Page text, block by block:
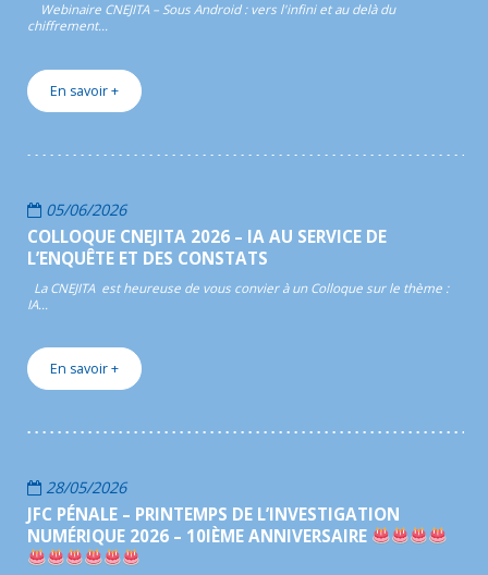
Webinaire CNEJITA – Sous Android : vers l'infini et au delà du
chiffrement…
En savoir +
05/06/2026
COLLOQUE CNEJITA 2026 – IA AU SERVICE DE
L’ENQUÊTE ET DES CONSTATS
La CNEJITA est heureuse de vous convier à un Colloque sur le thème :
IA…
En savoir +
28/05/2026
JFC PÉNALE – PRINTEMPS DE L’INVESTIGATION
NUMÉRIQUE 2026 – 10IÈME ANNIVERSAIRE